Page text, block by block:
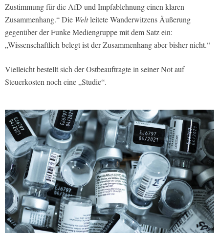
Zustimmung für die AfD und Impfablehnung einen klaren
Zusammenhang.“ Die Weltleitete Wanderwitzens Äußerung
gegenüber der Funke Mediengruppe mit dem Satz ein:
„Wissenschaftlich belegt ist der Zusammenhang aber bisher nicht.“
Vielleicht bestellt sich der Ostbeauftragte in seiner Not auf
Steuerkosten noch eine „Studie“.